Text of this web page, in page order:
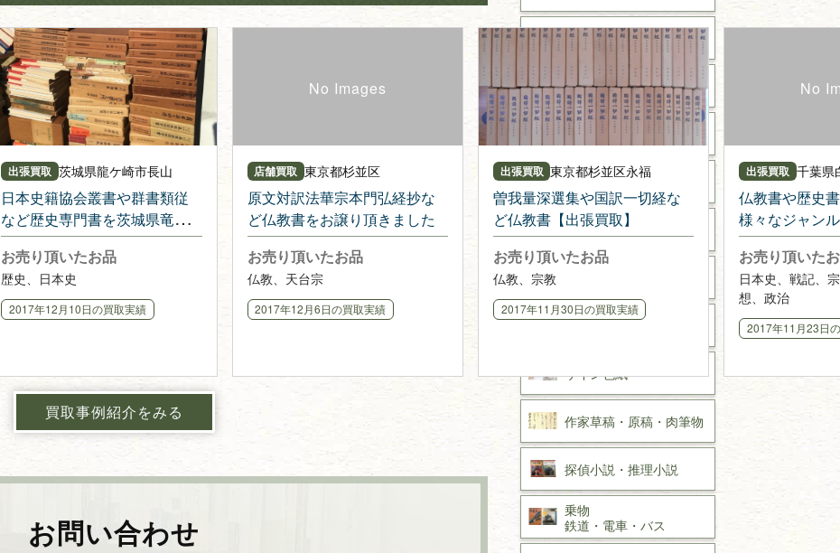
出張買取 茨城県龍ケ崎市長山
日本史籍協会叢書や群書類従
など歴史専門書を茨城県竜ケ
崎市にて【出張買取】
お売り頂いたお品
歴史、日本史
2017年12月10日の買取実績
店舗買取 東京都杉並区
原文対訳法華宗本門弘経抄な
ど仏教書をお譲り頂きました
お売り頂いたお品
仏教、天台宗
2017年12月6日の買取実績
出張買取 東京都杉並区永福
曽我量深選集や国訳一切経な
ど仏教書【出張買取】
お売り頂いたお品
仏教、宗教
2017年11月30日の買取実績
出張買取 千葉県
仏教書や歴史
様々なジャン
白井市にて 出
お売り頂いた
日本史、戦記、
想、政治
2017年11月23日
買取事例紹介をみる
お問い合わせ
書道具
美術書・アート本・
デザイン本
カメラ・撮影術
版画・リトグラフ・
シルクスクリーン
刀剣・鎧・甲冑
近代文学・小説・限定本
サイン色紙
作家草稿・原稿・ 肉筆物
探偵小説・ 推理小説
乗物
鉄道・ 電車・ バス